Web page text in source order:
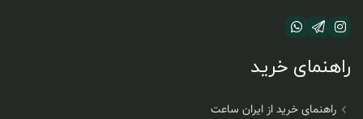
راهنمای خرید
راهنمای خرید از ایران ساعت